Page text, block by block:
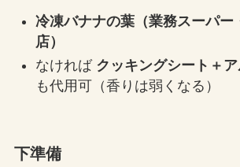
冷凍バナナの葉（業務スーパー
店）
なければ クッキングシート＋
も代用可（香りは弱くなる）
下準備